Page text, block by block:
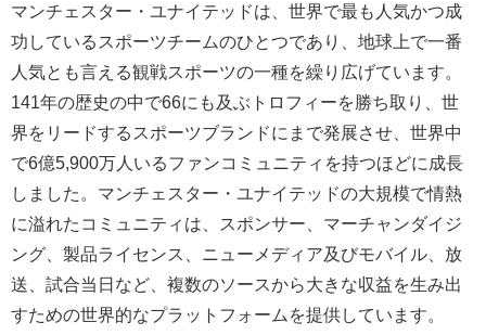
マンチェスター・ユナイテッドは、世界で最も人気かつ成
功しているスポーツチームのひとつであり、地球上で一番
人気とも言える観戦スポーツの一種を繰り広げています。
141年の歴史の中で66にも及ぶトロフィーを勝ち取り、世
界をリードするスポーツブランドにまで発展させ、世界中
で6億5,900万人いるファンコミュニティを持つほどに成長
しました。マンチェスター・ユナイテッドの大規模で情熱
に溢れたコミュニティは、スポンサー、マーチャンダイジ
ング、製品ライセンス、ニューメディア及びモバイル、放
送、試合当日など、複数のソースから大きな収益を生み出
すための世界的なプラットフォームを提供しています。